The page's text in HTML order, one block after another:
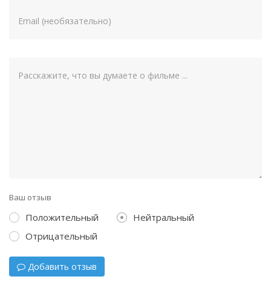
Ваш отзыв
Положительный
Нейтральный
Отрицательный
Добавить отзыв